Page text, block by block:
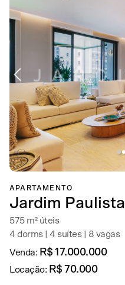
APARTAMENTO
Jardim Paulista
575 m² úteis
4 dorms | 4 suítes | 8 vagas
Venda: R$ 17.000.000
Locação: R$ 70.000